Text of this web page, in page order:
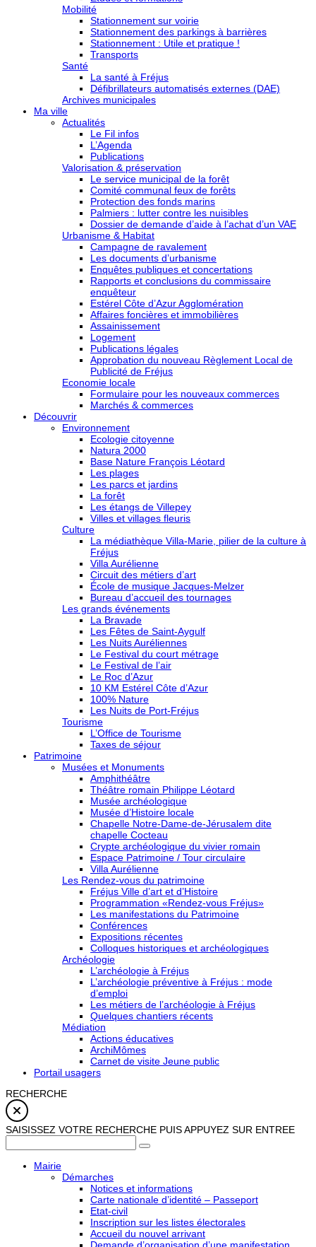
Mobilité
Stationnement sur voirie
Stationnement des parkings à barrières
Stationnement : Utile et pratique !
Transports
Santé
La santé à Fréjus
Défibrillateurs automatisés externes (DAE)
Archives municipales
Ma ville
Actualités
Le Fil infos
L’Agenda
Publications
Valorisation & préservation
Le service municipal de la forêt
Comité communal feux de forêts
Protection des fonds marins
Palmiers : lutter contre les nuisibles
Dossier de demande d’aide à l’achat d’un VAE
Urbanisme & Habitat
Campagne de ravalement
Les documents d’urbanisme
Enquêtes publiques et concertations
Rapports et conclusions du commissaire
enquêteur
Estérel Côte d’Azur Agglomération
Affaires foncières et immobilières
Assainissement
Logement
Publications légales
Approbation du nouveau Règlement Local de
Publicité de Fréjus
Economie locale
Formulaire pour les nouveaux commerces
Marchés & commerces
Découvrir
Environnement
Ecologie citoyenne
Natura 2000
Base Nature François Léotard
Les plages
Les parcs et jardins
La forêt
Les étangs de Villepey
Villes et villages fleuris
Culture
La médiathèque Villa-Marie, pilier de la culture à
Fréjus
Villa Aurélienne
Circuit des métiers d’art
École de musique Jacques-Melzer
Bureau d’accueil des tournages
Les grands événements
La Bravade
Les Fêtes de Saint-Aygulf
Les Nuits Auréliennes
Le Festival du court métrage
Le Festival de l’air
Le Roc d’Azur
10 KM Estérel Côte d’Azur
100% Nature
Les Nuits de Port-Fréjus
Tourisme
L’Office de Tourisme
Taxes de séjour
Patrimoine
Musées et Monuments
Amphithéâtre
Théâtre romain Philippe Léotard
Musée archéologique
Musée d’Histoire locale
Chapelle Notre-Dame-de-Jérusalem dite
chapelle Cocteau
Crypte archéologique du vivier romain
Espace Patrimoine / Tour circulaire
Villa Aurélienne
Les Rendez-vous du patrimoine
Fréjus Ville d’art et d’Histoire
Programmation «Rendez-vous Fréjus»
Les manifestations du Patrimoine
Conférences
Expositions récentes
Colloques historiques et archéologiques
Archéologie
L’archéologie à Fréjus
L’archéologie préventive à Fréjus : mode
d’emploi
Les métiers de l’archéologie à Fréjus
Quelques chantiers récents
Médiation
Actions éducatives
ArchiMômes
Carnet de visite Jeune public
Portail usagers
RECHERCHE
SAISISSEZ VOTRE RECHERCHE PUIS APPUYEZ SUR ENTREE
Mairie
Démarches
Notices et informations
Carte nationale d’identité – Passeport
Etat-civil
Inscription sur les listes électorales
Accueil du nouvel arrivant